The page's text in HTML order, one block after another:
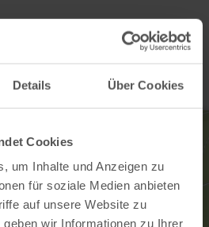
Details Über Cookies
Cookies
um Inhalte und Anzeigen zu
für soziale Medien anbieten
auf unsere Website zu
wir Informationen zu Ihrer